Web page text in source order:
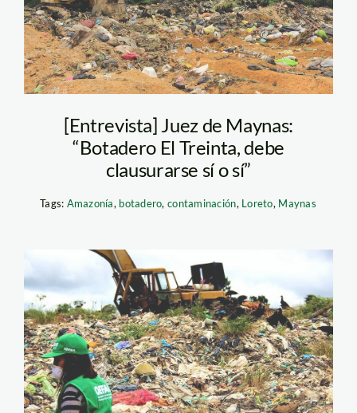
[Entrevista] Juez de Maynas:
“Botadero El Treinta, debe
clausurarse sí o sí”
Tags: Amazonía, botadero,contaminación, Loreto, Maynas
boti14